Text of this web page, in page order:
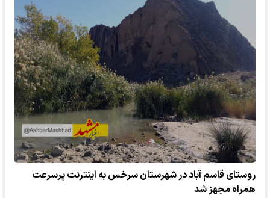
روستای قاسم آباد در شهرستان سرخس به اینترنت پرسرعت
همراه مجهز شد